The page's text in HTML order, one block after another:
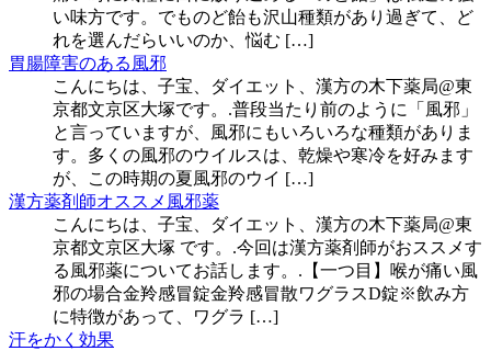
い味方です。でものど飴も沢山種類があり過ぎて、ど
れを選んだらいいのか、悩む […]
胃腸障害のある風邪
こんにちは、子宝、ダイエット、漢方の木下薬局@東
京都文京区大塚です。.普段当たり前のように「風邪」
と言っていますが、風邪にもいろいろな種類がありま
す。多くの風邪のウイルスは、乾燥や寒冷を好みます
が、この時期の夏風邪のウイ […]
漢方薬剤師オススメ風邪薬
こんにちは、子宝、ダイエット、漢方の木下薬局@東
京都文京区大塚 です。.今回は漢方薬剤師がおススメす
る風邪薬についてお話します。.【一つ目】喉が痛い風
邪の場合金羚感冒錠金羚感冒散ワグラスD錠※飲み方
に特徴があって、ワグラ […]
汗をかく効果